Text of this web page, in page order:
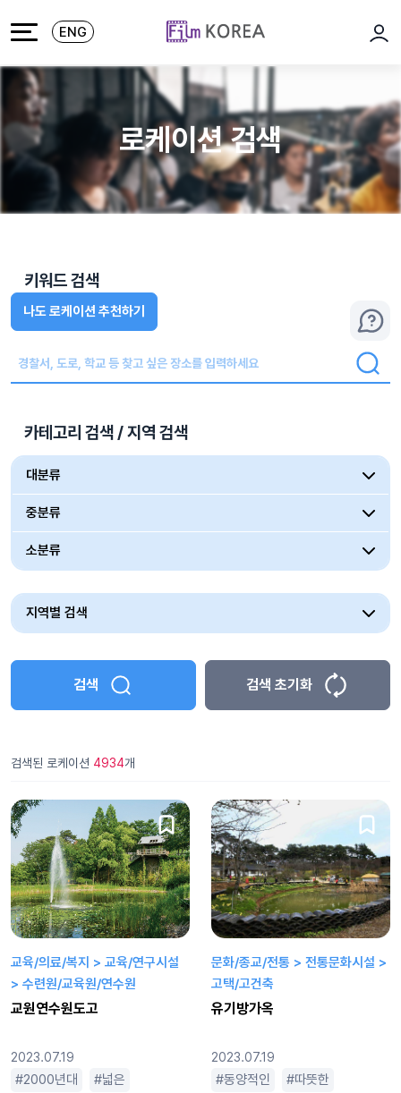
ENG
로
로케이션 검색
키워드 검색
나도 로케이션 추천하기
카테고리 검색 / 지역 검색
대분류
중분류
소분류
지역별 검색
검색 검색 초기화
검색된 로케이션 4934개
교육/의료/복지 > 교육/연구시설
> 수련원/교육원/연수원
교원연수원도고
2023.07.19
2000년대 넓은 로맨틱한 밝은 신비한
문화/종교/전통 > 전통문화시설 >
고택/고건축
유기방가옥
2023.07.19
동양적인 따뜻한